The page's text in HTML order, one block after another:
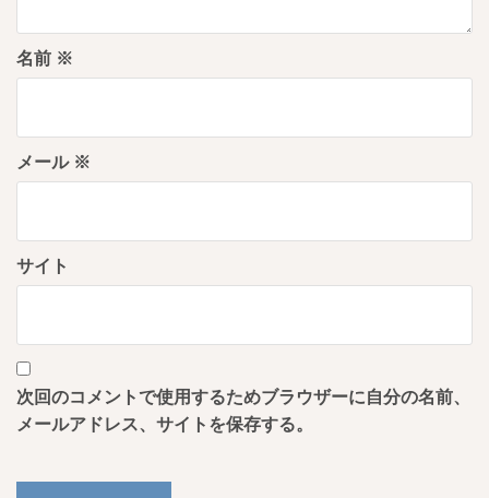
名前 ※
メール ※
サイト
次回のコメントで使用するためブラウザーに自分の名前、
メールアドレス、サイトを保存する。